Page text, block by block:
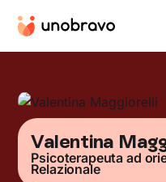
Valentina
Psicoterapeuta ad
Relazionale